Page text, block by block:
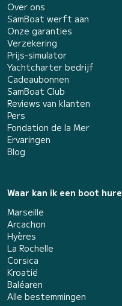
Over ons
SamBoat werft aan
Onze garanties
Verzekering
Prijs-simulator
Yachtcharter bedrijf
Cadeaubonnen
SamBoat Club
Reviews van klanten
Pers
Fondation de la Mer
Ervaringen
Blog
Waar kan ik een boot
Marseille
Arcachon
Hyères
La Rochelle
Corsica
Kroatië
Baléaren
Alle bestemmingen